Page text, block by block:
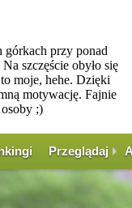
górkach przy ponad
szczęście obyło się
moje, hehe. Dzięki
motywację. Fajnie
;)